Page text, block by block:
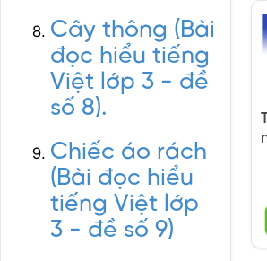
Cây thông (Bài
đọc hiểu tiếng
Việt lớp 3 - đề
số 8).
Chiếc áo rách
(Bài đọc hiểu
tiếng Việt lớp
3 - đề số 9)